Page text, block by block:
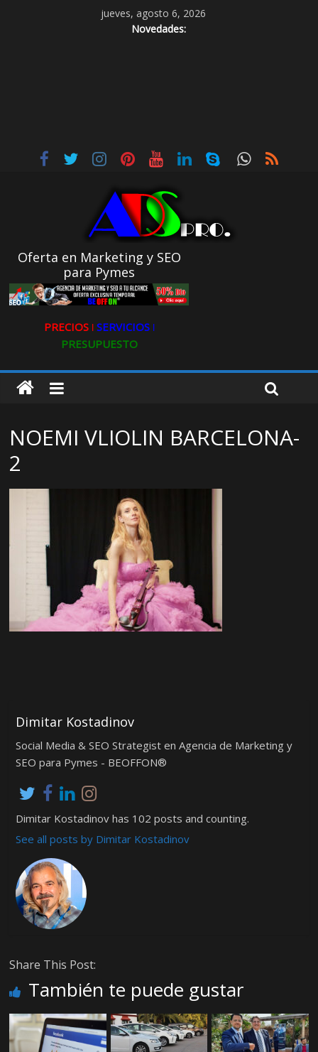
jueves, agosto 6, 2026
Novedades:
Oferta en Marketing y SEO
para Pymes
PRECIOS ǀ SERVICIOS ǀ
PRESUPUESTO
NOEMI VLIOLIN BARCELONA-
2
Dimitar Kostadinov
Social Media & SEO Strategist en Agencia de Marketing y
SEO para Pymes - BEOFFON®
Dimitar Kostadinov has 102 posts and counting.
See all posts by Dimitar Kostadinov
Share This Post:
También te puede gustar